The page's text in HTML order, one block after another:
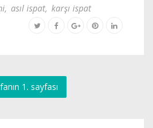
, asıl ispat, karşı ispat
1. sayfası